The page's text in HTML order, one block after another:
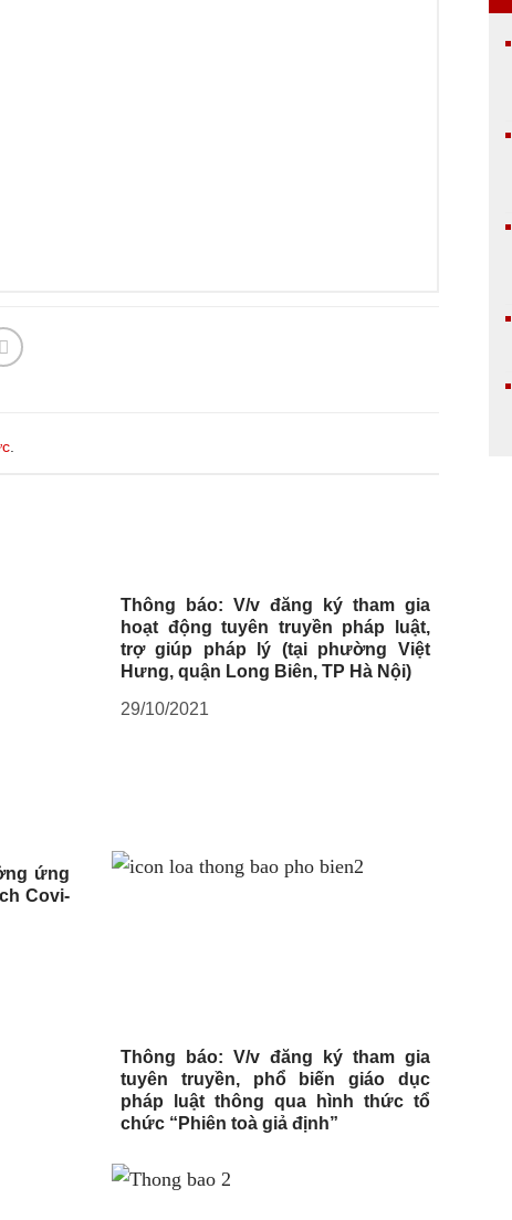
Thông báo: V/v đăng ký tham gia
hoạt động tuyên truyền pháp luật,
trợ giúp pháp lý (tại phường Việt
Hưng, quận Long Biên, TP Hà Nội)
29/10/2021
ứng
Covi-
Thông báo: V/v đăng ký tham gia
tuyên truyền, phổ biến giáo dục
pháp luật thông qua hình thức tổ
chức “Phiên toà giả định”